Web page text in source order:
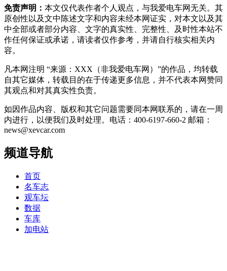
免责声明： 本文仅代表作者个人观点，与我爱电车网无关。其
原创性以及文中陈述文字和内容未经本网证实，对本文以及其
中全部或者部分内容、文字的真实性、完整性、及时性本站不
作任何保证或承诺，请读者仅作参考，并请自行核实相关内
容。
凡本网注明 “来源：XXX（非我爱电车网）”的作品，均转载
自其它媒体，转载目的在于传递更多信息，并不代表本网赞同
其观点和对其真实性负责。
如因作品内容、版权和其它问题需要同本网联系的，请在一周
内进行，以便我们及时处理。电话：400-6197-660-2 邮箱：
news@xevcar.com
频道导航
首页
名车志
观车坛
数据
车库
加电站